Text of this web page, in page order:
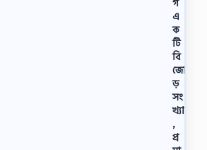
এ
ক
টি
বি
জো
ড়
সং
খ্যা
,
প্র